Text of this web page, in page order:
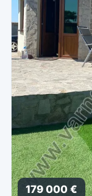
179 000 €